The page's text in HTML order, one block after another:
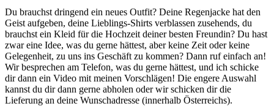
Du brauchst dringend ein neues Outfit? Deine Regenjacke hat den
Geist aufgeben, deine Lieblings-Shirts verblassen zusehends, du
brauchst ein Kleid für die Hochzeit deiner besten Freundin? Du hast
zwar eine Idee, was du gerne hättest, aber keine Zeit oder keine
Gelegenheit, zu uns ins Geschäft zu kommen? Dann ruf einfach an!
Wir besprechen am Telefon, was du gerne hättest, und ich schicke
dir dann ein Video mit meinen Vorschlägen! Die engere Auswahl
kannst du dir dann gerne abholen oder wir schicken dir die
Lieferung an deine Wunschadresse (innerhalb Österreichs).